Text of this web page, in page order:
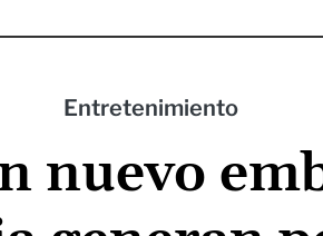
Entretenimiento
nuevo